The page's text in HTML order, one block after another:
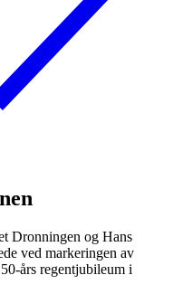
Dronningen og Hans
ved markeringen av
års regentjubileum i